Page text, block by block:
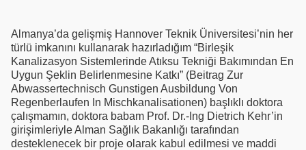
Almanya’da gelişmiş Hannover Teknik Üniversitesi’nin her
türlü imkanını kullanarak hazırladığım “Birleşik
Kanalizasyon Sistemlerinde Atıksu Tekniği Bakımından En
Uygun Şeklin Belirlenmesine Katkı” (Beitrag Zur
Abwassertechnisch Gunstigen Ausbildung Von
Regenberlaufen In Mischkanalisationen) başlıklı doktora
çalışmamın, doktora babam Prof. Dr.-Ing Dietrich Kehr’in
girişimleriyle Alman Sağlık Bakanlığı tarafından
desteklenecek bir proje olarak kabul edilmesi ve maddi